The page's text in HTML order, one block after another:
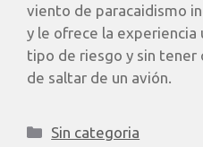
viento de paracaidismo
y le ofrece la experiencia
tipo de riesgo y sin
de saltar de un avión.
Sin categoria